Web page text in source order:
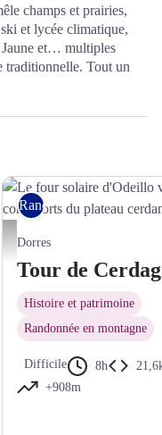
champs et prairies,
et lycée climatique,
Jaune et… multiples
traditionnelle. Tout un
Frankel - CD66
Le four solaire d'Odeillo vue des
Rando itinérante
Dorres
Histoire et patrimoine
Randonnée en montagne
Difficile 8h
+908m